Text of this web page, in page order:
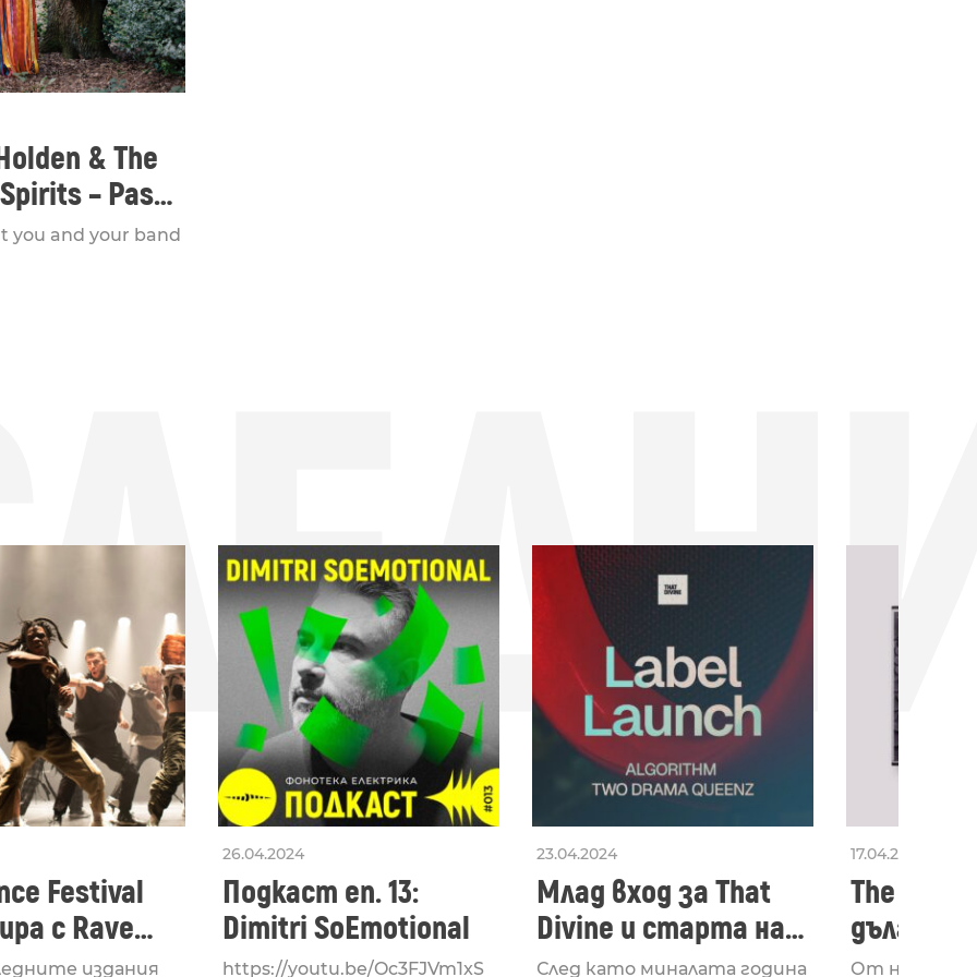
& The
– Pass
The Fire
you and your band
Festival
с Rave
на
издания
26.04.2024
Подкаст еп. 13:
Dimitri SoEmotional
https://youtu.be/Oc3FJVm1xS
23.04.2024
Млад вход за That
Divine и старта на
лейбъла им
След като миналата година
17.04.2024
The
втори
От няколко